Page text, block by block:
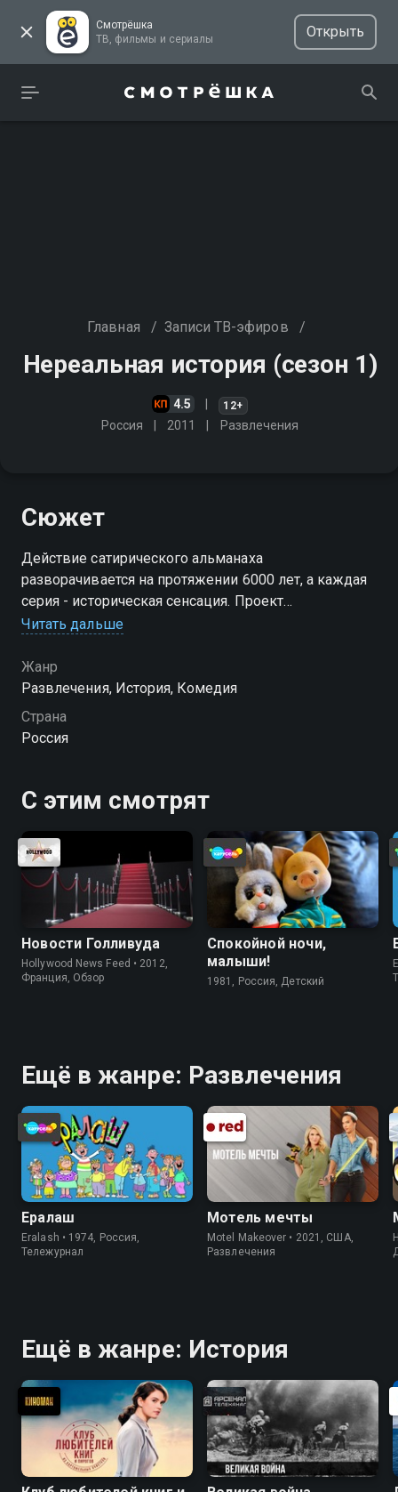
Смотрёшка
ТВ, фильмы и сериалы
Открыть
Главная / Записи ТВ-эфиров /
Нереальная история (сезон 1)
4.5 12+
Россия 2011 Развлечения
Сюжет
Действие сатирического альманаха
разворачивается на протяжении 6000 лет, а каждая
серия - историческая сенсация. Проект
переписывает исторические реалии от
Посмотреть онлайн 1 сезон сериала Нереальная
история вы можете совершенно бесплатно в
хорошем HD качестве на Смотрёшке
Читать дальше
Жанр
Развлечения, История, Комедия
Страна
Россия
С этим смотрят
Новости Голливуда
Hollywood News Feed • 2012,
Франция, Обзор
Спокойной ночи,
малыши!
1981, Россия, Детский
Ещё в жанре: Развлечения
Ералаш
Eralash • 1974, Россия,
Тележурнал
Мотель мечты
Motel Makeover • 2021, США,
Развлечения
Ещё в жанре: История